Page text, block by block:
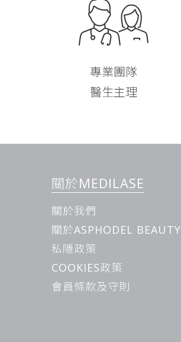
專業團隊
醫生主理
關於MEDILASE
關於我們
關於ASPHODEL BEAUTY
私隱政策
COOKIES政策
會員條款及守則